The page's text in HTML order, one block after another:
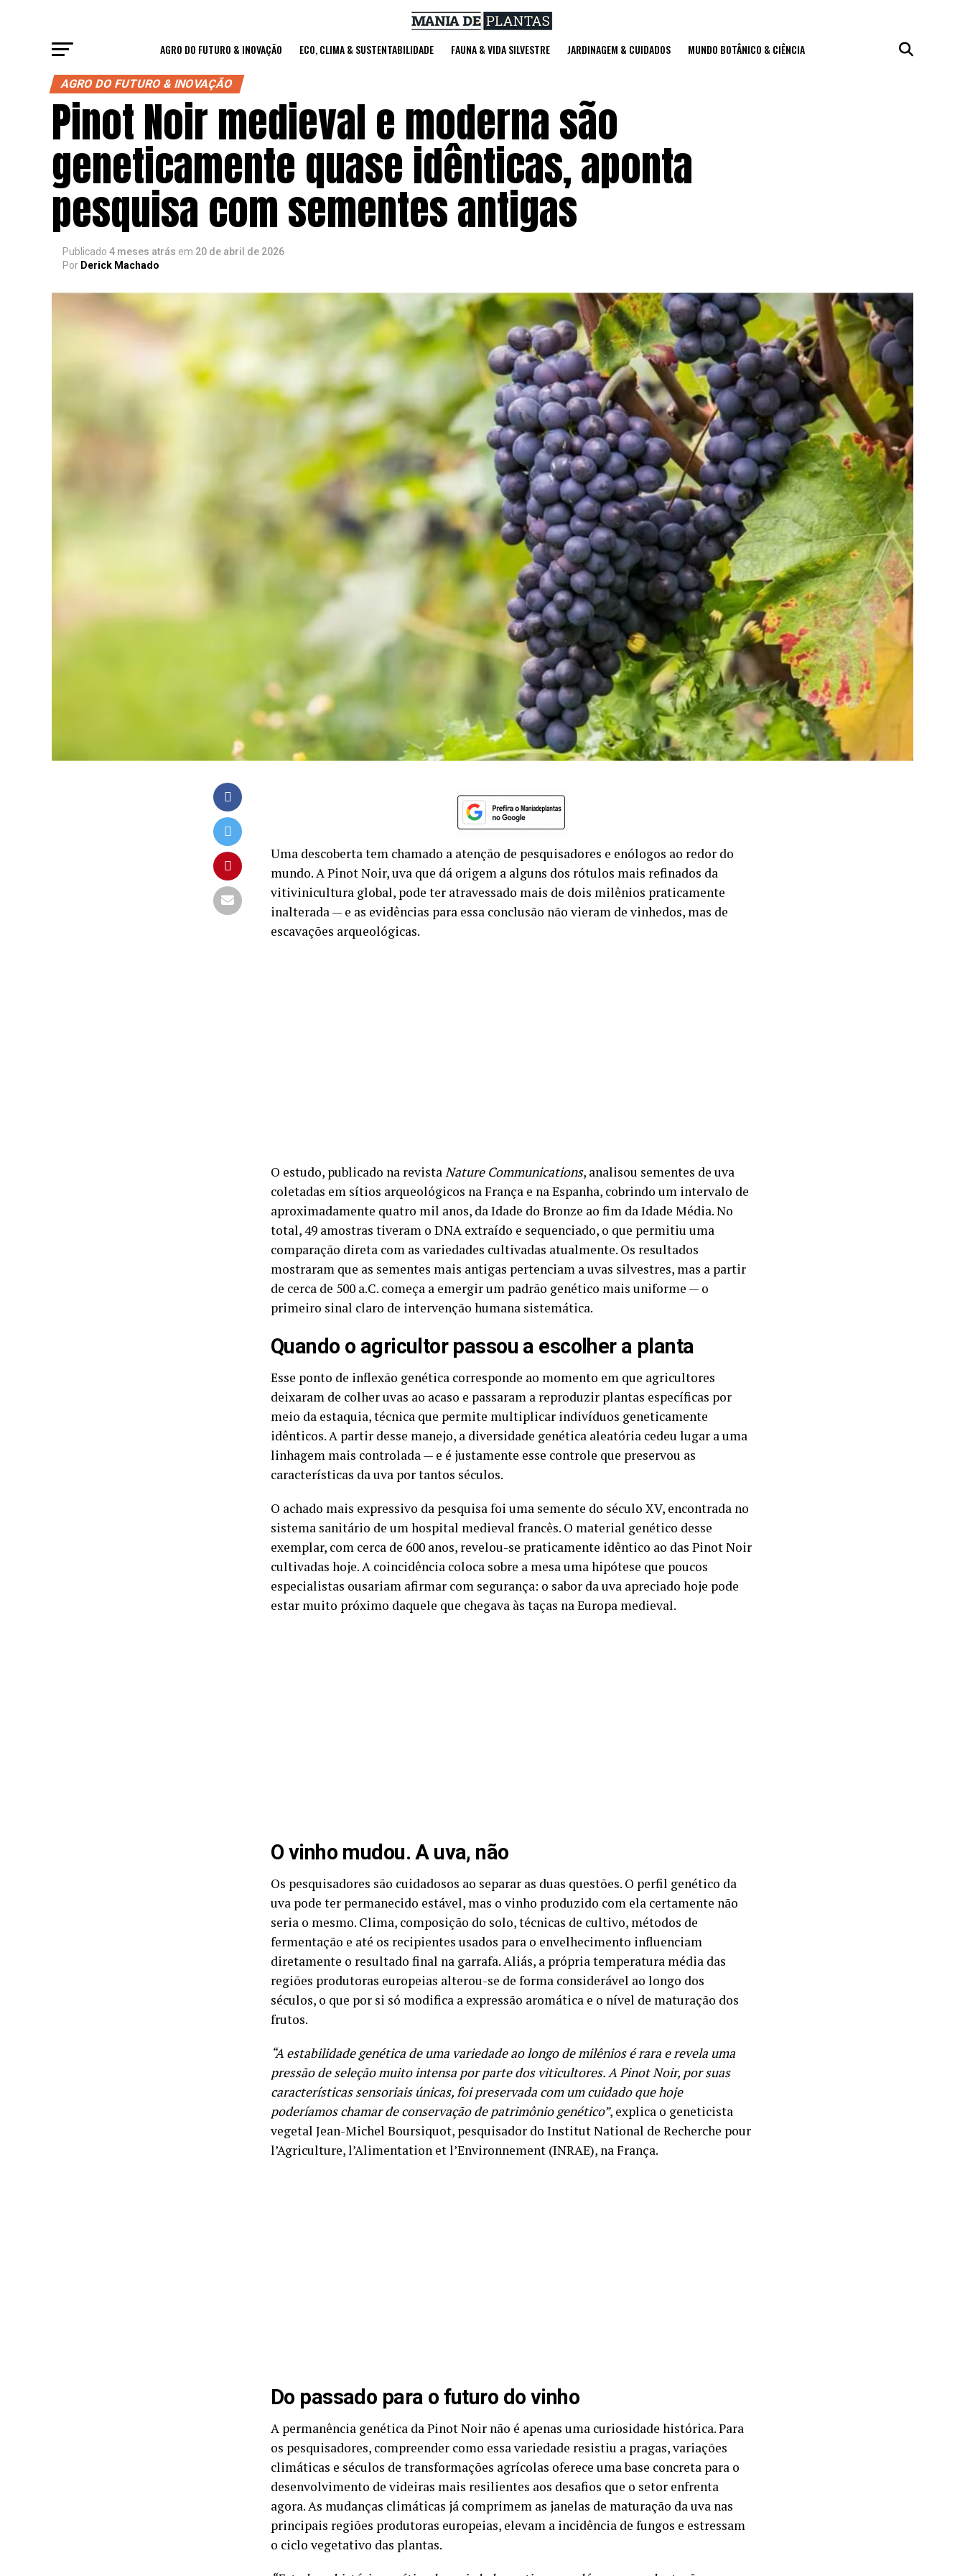
AGRO DO FUTURO & INOVAÇÃO ECO, CLIMA & SUSTENTABILIDADE FAUNA & VIDA SILVESTRE JARDINAGEM & CUIDADOS MUNDO BOTÂNICO & CIÊNCIA
AGRO DO FUTURO & INOVAÇÃO
Pinot Noir medieval e moderna são
geneticamente quase idênticas, aponta
pesquisa com sementes antigas
Publicado 4 meses atrás em 20 de abril de 2026
Por Derick Machado
Uma descoberta tem chamado a atenção de pesquisadores e enólogos ao redor do
mundo. A Pinot Noir, uva que dá origem a alguns dos rótulos mais refinados da
vitivinicultura global, pode ter atravessado mais de dois milênios praticamente
inalterada — e as evidências para essa conclusão não vieram de vinhedos, mas de
escavações arqueológicas.
O estudo, publicado na revistaNature Communications, analisou sementes de uva
coletadas em sítios arqueológicos na França e na Espanha, cobrindo um intervalo de
aproximadamente quatro mil anos, da Idade do Bronze ao fim da Idade Média. No
total, 49 amostras tiveram o DNA extraído e sequenciado, o que permitiu uma
comparação direta com as variedades cultivadas atualmente. Os resultados
mostraram que as sementes mais antigas pertenciam a uvas silvestres, mas a partir
de cerca de 500 a.C. começa a emergir um padrão genético mais uniforme — o
primeiro sinal claro de intervenção humana sistemática.
Quando o agricultor passou a escolher a planta
Esse ponto de inflexão genética corresponde ao momento em que agricultores
deixaram de colher uvas ao acaso e passaram a reproduzir plantas específicas por
meio da estaquia, técnica que permite multiplicar indivíduos geneticamente
idênticos. A partir desse manejo, a diversidade genética aleatória cedeu lugar a uma
linhagem mais controlada — e é justamente esse controle que preservou as
características da uva por tantos séculos.
O achado mais expressivo da pesquisa foi uma semente do século XV, encontrada no
sistema sanitário de um hospital medieval francês. O material genético desse
exemplar, com cerca de 600 anos, revelou-se praticamente idêntico ao das Pinot Noir
cultivadas hoje. A coincidência coloca sobre a mesa uma hipótese que poucos
especialistas ousariam afirmar com segurança: o sabor da uva apreciado hoje pode
estar muito próximo daquele que chegava às taças na Europa medieval.
O vinho mudou. A uva, não
Os pesquisadores são cuidadosos ao separar as duas questões. O perfil genético da
uva pode ter permanecido estável, mas o vinho produzido com ela certamente não
seria o mesmo. Clima, composição do solo, técnicas de cultivo, métodos de
fermentação e até os recipientes usados para o envelhecimento influenciam
diretamente o resultado final na garrafa. Aliás, a própria temperatura média das
regiões produtoras europeias alterou-se de forma considerável ao longo dos
séculos, o que por si só modifica a expressão aromática e o nível de maturação dos
frutos.
“A estabilidade genética de uma variedade ao longo de milênios é rara e revela uma
pressão de seleção muito intensa por parte dos viticultores. A Pinot Noir, por suas
características sensoriais únicas, foi preservada com um cuidado que hoje
poderíamos chamar de conservação de patrimônio genético”, explica o geneticista
vegetal Jean-Michel Boursiquot, pesquisador do Institut National de Recherche pour
l’Agriculture, l’Alimentation et l’Environnement (INRAE), na França.
Do passado para o futuro do vinho
A permanência genética da Pinot Noir não é apenas uma curiosidade histórica. Para
os pesquisadores, compreender como essa variedade resistiu a pragas, variações
climáticas e séculos de transformações agrícolas oferece uma base concreta para o
desenvolvimento de videiras mais resilientes aos desafios que o setor enfrenta
agora. As mudanças climáticas já comprimem as janelas de maturação da uva nas
principais regiões produtoras europeias, elevam a incidência de fungos e estressam
o ciclo vegetativo das plantas.